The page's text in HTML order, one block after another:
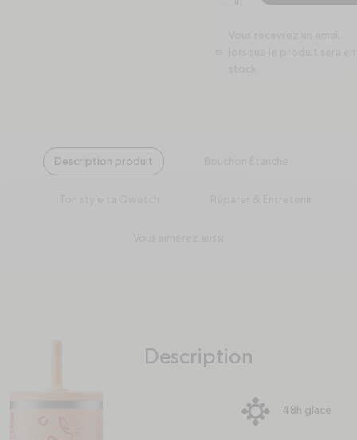
Description produit
Description
plus
minus
48h glacé